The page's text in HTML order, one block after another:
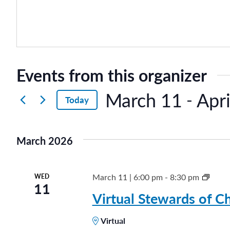
Events from this organizer
Today March 11 -
c
d
a
March 2026
WED
11 Virtual Stewards of
March 11 | 6:00 pm- 8:30 pm
S
t
e
Virtual